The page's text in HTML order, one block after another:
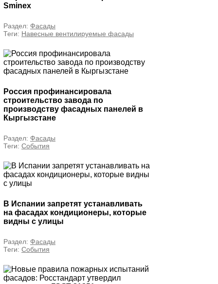
Sminex
Раздел: Фасады
Теги: Навесные вентилируемые фасады
Россия профинансировала
строительство завода по
производству фасадных панелей в
Кыргызстане
Раздел: Фасады
Теги: События
В Испании запретят устанавливать
на фасадах кондиционеры, которые
видны с улицы
Раздел: Фасады
Теги: События